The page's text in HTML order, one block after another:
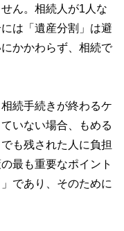
ん。相続人が1人な
は「遺産分割」は避
かかわらず、相続で
続手続きが終わるケ
いない場合、もめる
も残された人に負担
最も重要なポイント
であり、そのために